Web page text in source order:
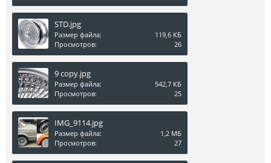
STD.jpg
Размер файла:
119,6 КБ
Просмотров:
26
9 copy.jpg
Размер файла:
542,7 КБ
Просмотров:
25
IMG_9114.jpg
Размер файла:
1,2 МБ
Просмотров:
27